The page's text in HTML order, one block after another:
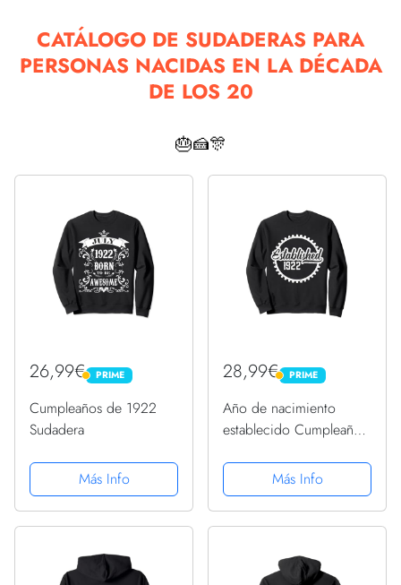
CATÁLOGO DE SUDADERAS PARA
PERSONAS NACIDAS EN LA DÉCADA
DE LOS 20
🎂🍰🎊
26,99€ PRIME
PRIME
Cumpleaños de 1922
Sudadera
Más Info
28,99€ PRIME
PRIME
Año de nacimiento
establecido Cumpleaños
Más Info